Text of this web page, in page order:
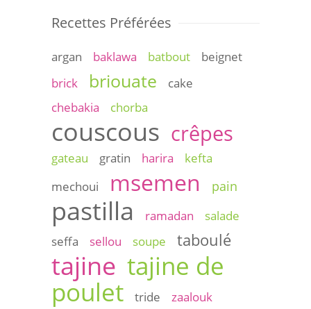
Recettes Préférées
argan baklawa batbout
beignet
brick
briouate
cake
chebakia
chorba
couscous crêpes
gateau gratin harira
kefta
mechoui
msemen pain
pastilla ramadan
salade
seffa
sellou soupe taboulé
tajine tajine de
poulet
tride
zaalouk